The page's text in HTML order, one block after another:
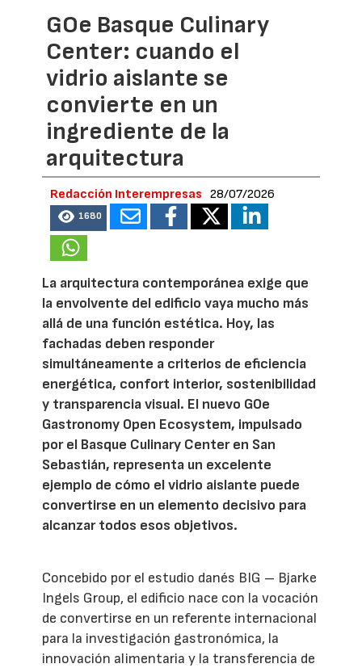
GOe Basque Culinary
Center: cuando el
vidrio aislante se
convierte en un
ingrediente de la
arquitectura
Redacción Interempresas 28/07/2026
1680
La arquitectura contemporánea exige que
la envolvente del edificio vaya mucho más
allá de una función estética. Hoy, las
fachadas deben responder
simultáneamente a criterios de eficiencia
energética, confort interior, sostenibilidad
y transparencia visual. El nuevo GOe
Gastronomy Open Ecosystem, impulsado
por el Basque Culinary Center en San
Sebastián, representa un excelente
ejemplo de cómo el vidrio aislante puede
convertirse en un elemento decisivo para
alcanzar todos esos objetivos.
Concebido por el estudio danés BIG – Bjarke
Ingels Group, el edificio nace con la vocación
de convertirse en un referente internacional
para la investigación gastronómica, la
innovación alimentaria y la transferencia de